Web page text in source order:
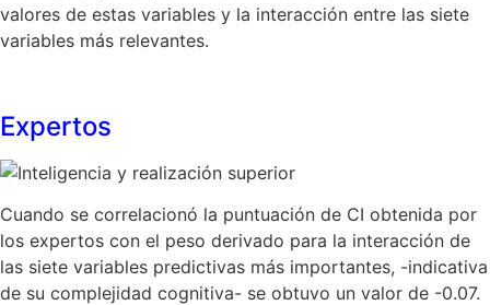
valores de estas variables y la interacción entre las siete
variables más relevantes.
Expertos
Cuando se correlacionó la puntuación de CI obtenida por
los expertos con el peso derivado para la interacción de
las siete variables predictivas más importantes, -indicativa
de su complejidad cognitiva- se obtuvo un valor de -0.07.